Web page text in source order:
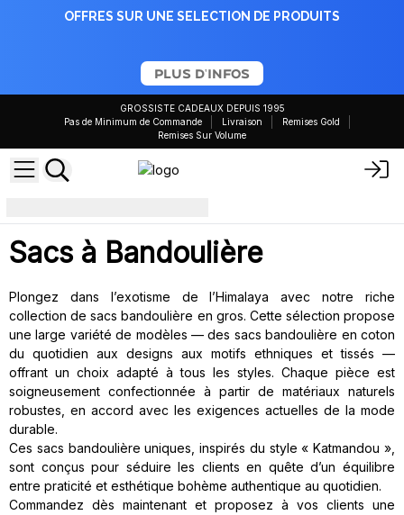
OFFRES SUR UNE SELECTION DE PRODUITS
PLUS D'INFOS
GROSSISTE CADEAUX DEPUIS 1995
Pas de Minimum de Commande
Livraison
Remises Gold
Remises Sur Volume
Sacs à Bandoulière
Plongez dans l’exotisme de l’Himalaya avec notre riche
collection de sacs bandoulière en gros. Cette sélection propose
une large variété de modèles — des sacs bandoulière en coton
du quotidien aux designs aux motifs ethniques et tissés —
offrant un choix adapté à tous les styles. Chaque pièce est
soigneusement confectionnée à partir de matériaux naturels
robustes, en accord avec les exigences actuelles de la mode
durable.
Ces sacs bandoulière uniques, inspirés du style « Katmandou »,
sont conçus pour séduire les clients en quête d’un équilibre
entre praticité et esthétique bohème authentique au quotidien.
Commandez dès maintenant et proposez à vos clients une